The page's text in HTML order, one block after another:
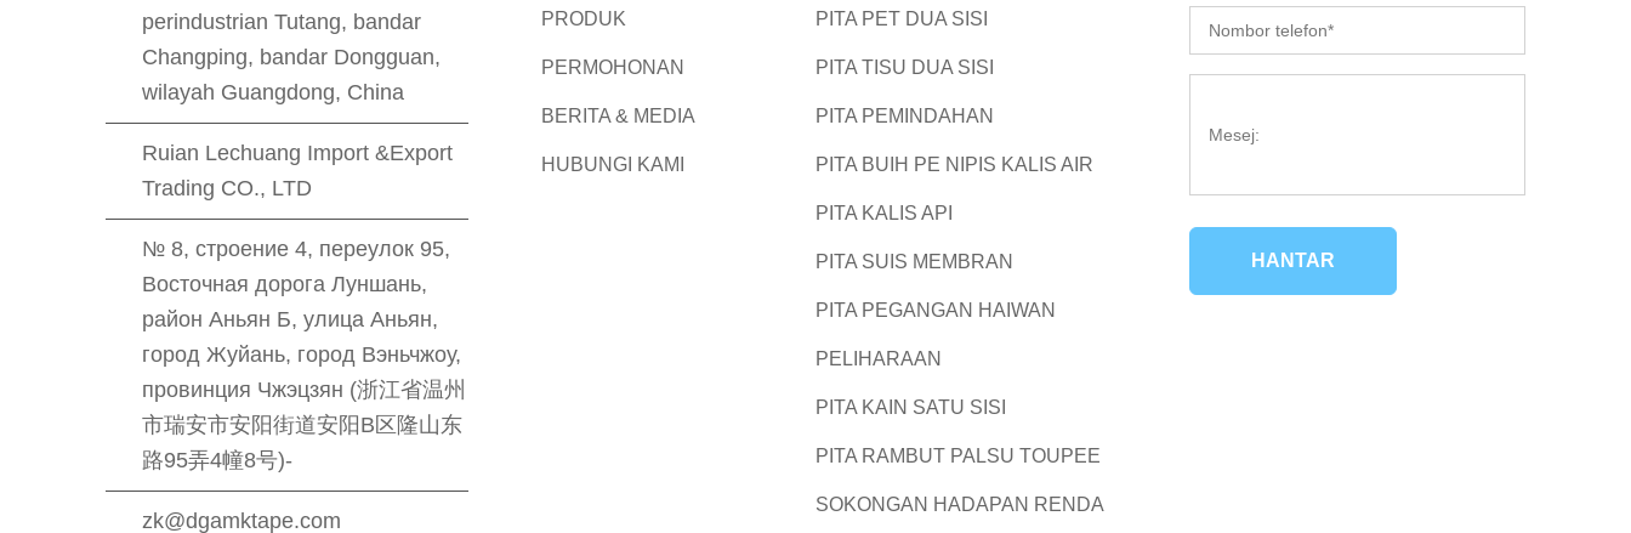
perindustrian Tutang, bandar
Changping, bandar Dongguan,
wilayah Guangdong, China
Ruian Lechuang Import &Export
Trading CO., LTD
№ 8, строение 4, переулок 95,
Восточная дорога Луншань,
район Аньян Б, улица Аньян,
город Жуйань, город Вэньчжоу,
провинция Чжэцзян (浙江省温州
市瑞安市安阳街道安阳B区隆山东
路95弄4幢8号)-
zk@dgamktape.com
PRODUK
PERMOHONAN
BERITA & MEDIA
HUBUNGI KAMI
PITA PET DUA SISI
PITA TISU DUA SISI
PITA PEMINDAHAN
PITA BUIH PE NIPIS KALIS AIR
PITA KALIS API
PITA SUIS MEMBRAN
PITA PEGANGAN HAIWAN
PELIHARAAN
PITA KAIN SATU SISI
PITA RAMBUT PALSU TOUPEE
SOKONGAN HADAPAN RENDA
HANTAR